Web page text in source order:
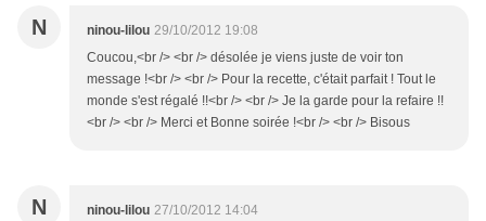
N ninou-lilou 29/10/2012 19:08
Coucou,<br /> <br /> désolée je viens juste de voir ton
message !<br /> <br /> Pour la recette, c'était parfait ! Tout le
monde s'est régalé !!<br /> <br /> Je la garde pour la refaire !!
<br /> <br /> Merci et Bonne soirée !<br /> <br /> Bisous
N ninou-lilou 27/10/2012 14:04